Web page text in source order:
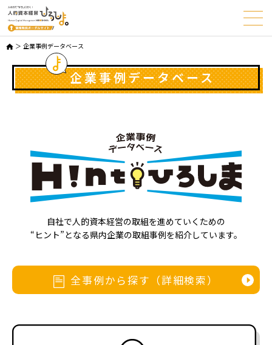
企業事例データベース
企業事例データベース
自社で人的資本経営の取組を進めていくための
“ヒント”となる県内企業の取組事例を紹介しています。
全事例から探す（詳細検索）